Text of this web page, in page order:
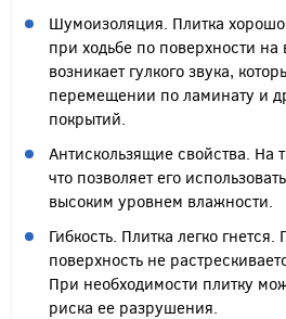
Шумоизоляция. Плитка
при ходьбе по поверхности на
возникает гулкого звука,
перемещении по ламинату и
покрытий.
Антискользящие свойства. На
что позволяет его
высоким уровнем влажности.
Гибкость. Плитка легко
поверхность не
При необходимости плитку
риска ее разрушения.